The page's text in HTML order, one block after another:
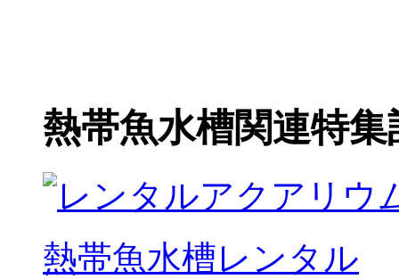
熱帯魚水槽関連特集
熱帯魚水槽レンタル